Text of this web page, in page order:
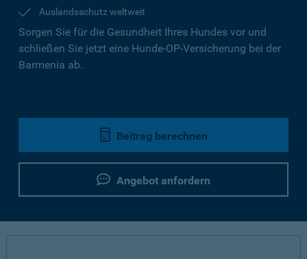
Auslandsschutz weltweit
Sorgen Sie für die Gesundheit Ihres Hundes vor und
schließen Sie jetzt eine Hunde-OP-Versicherung bei der
Barmenia ab.
Beitrag berechnen
Angebot anfordern